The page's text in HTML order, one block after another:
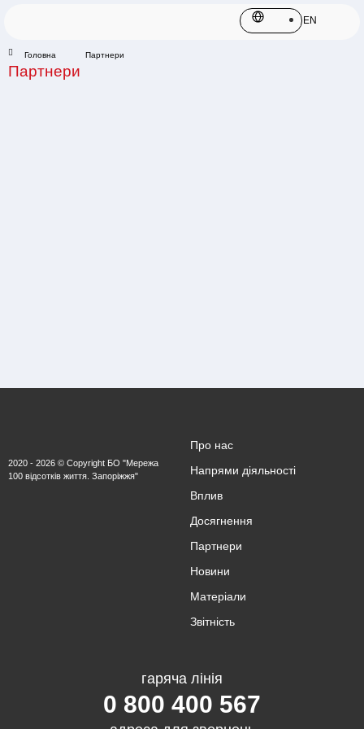
EN
Головна Партнери
Партнери
2020 - 2026 © Copyright БО "Мережа
100 відсотків життя. Запоріжжя"
Про нас
Напрями діяльності
Вплив
Досягнення
Партнери
Новини
Матеріали
Звітність
гаряча лінія
0 800 400 567